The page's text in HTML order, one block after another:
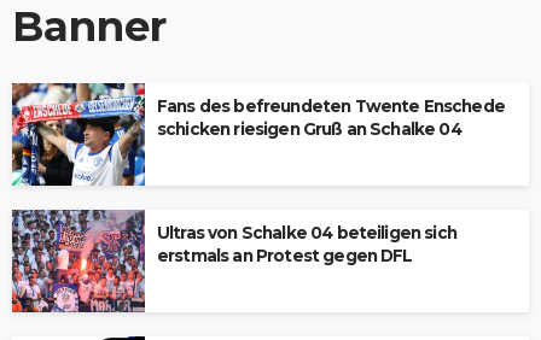
Banner
Fans des befreundeten Twente Enschede
schicken riesigen Gruß an Schalke 04
Ultras von Schalke 04 beteiligen sich
erstmals an Protest gegen DFL